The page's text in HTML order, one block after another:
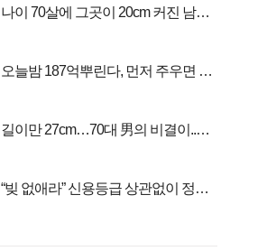
나이 70살에 그곳이 20cm 커진 남자..
오늘밤 187억뿌린다, 먼저 주우면 최
길이만 27cm…70대 男의 비결이..충
“빚 없애라” 신용등급 상관없이 정부